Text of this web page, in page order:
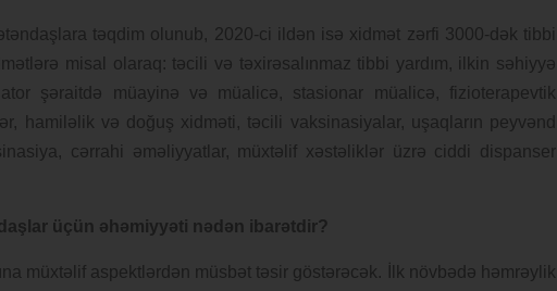
təqdim olunub, 2020-ci ildən isə xidmət zərfi 3000-dək tibbi
misal olaraq: təcili və təxirəsalınmaz tibbi yardım, ilkin səhiyyə
şəraitdə müayinə və müalicə, stasionar müalicə, fizioterapevtik
hamiləlik və doğuş xidməti, təcili vaksinasiyalar, uşaqların peyvənd
cərrahi əməliyyatlar, müxtəlif xəstəliklər üzrə ciddi dispanser
üçün əhəmiyyəti nədən ibarətdir?
müxtəlif aspektlərdən müsbət təsir göstərəcək. İlk növbədə həmrəylik